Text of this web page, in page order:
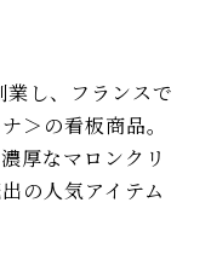
し、フランスで
＞の看板商品。
厚なマロンクリ
の人気アイテム